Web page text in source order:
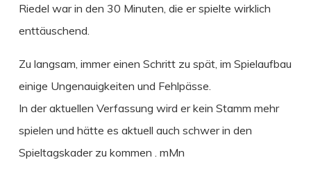
Riedel war in den 30 Minuten, die er spielte wirklich
enttäuschend.
Zu langsam, immer einen Schritt zu spät, im Spielaufbau
einige Ungenauigkeiten und Fehlpässe.
In der aktuellen Verfassung wird er kein Stamm mehr
spielen und hätte es aktuell auch schwer in den
Spieltagskader zu kommen . mMn